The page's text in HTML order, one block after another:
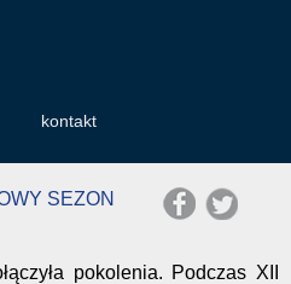
kontakt
SEZON
pokolenia. Podczas XII